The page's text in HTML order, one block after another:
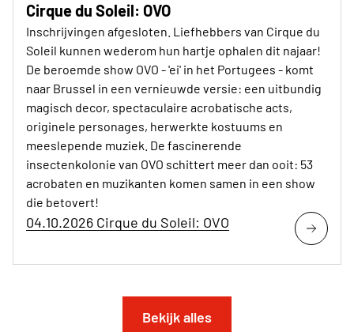
Cirque du Soleil: OVO
Inschrijvingen afgesloten. Liefhebbers van Cirque du
Soleil kunnen wederom hun hartje ophalen dit najaar!
De beroemde show OVO - 'ei' in het Portugees - komt
naar Brussel in een vernieuwde versie: een uitbundig
magisch decor, spectaculaire acrobatische acts,
originele personages, herwerkte kostuums en
meeslepende muziek. De fascinerende
insectenkolonie van OVO schittert meer dan ooit: 53
acrobaten en muzikanten komen samen in een show
die betovert!
04.10.2026 Cirque du Soleil: OVO
Bekijk alles